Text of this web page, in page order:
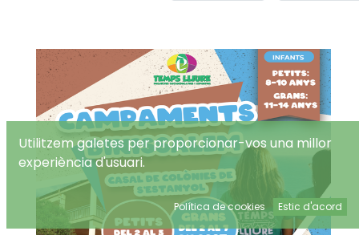
Utilitzem galetes per proporcionar-vos una millor
experiència d'usuari.
Política de cookies Estic d'acord